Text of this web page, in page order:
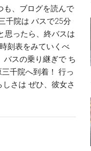
も、ブログを読んで
千院は バスで25分
思ったら、終バスは
刻表をみていくべ
バスの乗り継ぎで ち
千院へ到着！ 行っ
しさは ぜひ、彼女さ